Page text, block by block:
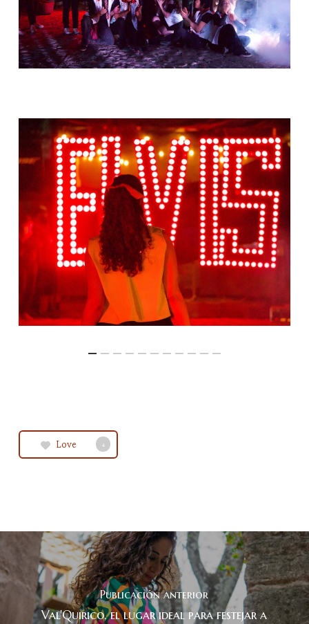
Love 4
Publicación anterior
Val'Quirico, el lugar ideal para festejar a